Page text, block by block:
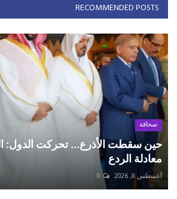
RECOMMENDED POSTS
صحافة
حين سقطت الأذرع... تحركت الدول:
معادلة الردع
أغسطس 8, 2026 0